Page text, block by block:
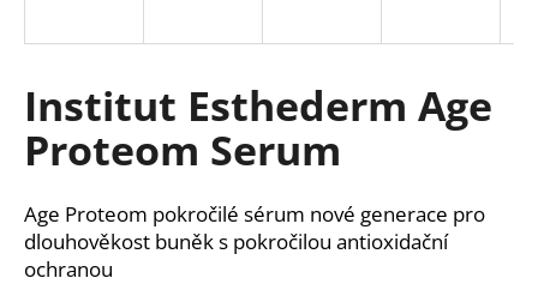
Institut Esthederm Age
Proteom Serum
Age Proteom pokročilé sérum nové generace pro
dlouhověkost buněk s pokročilou antioxidační
ochranou
í
t
?